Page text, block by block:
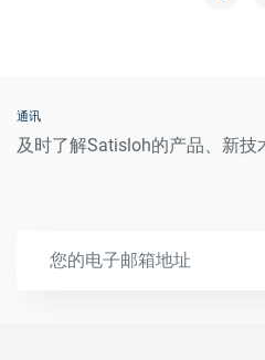
通讯
及时了解Satisloh的产品、新技